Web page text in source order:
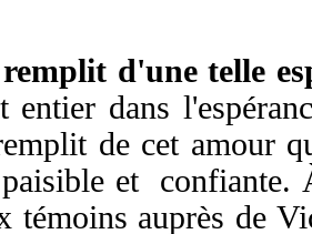
d'une telle
entier dans
de cet amour
et confiante.
témoins auprès de